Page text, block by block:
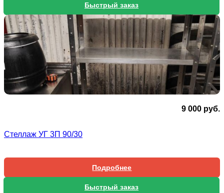
Быстрый заказ
9 000 руб.
Стеллаж УГ 3П 90/30
Подробнее
Быстрый заказ